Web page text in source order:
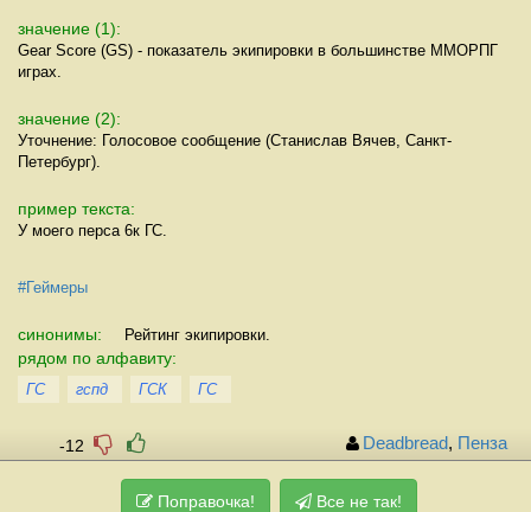
значение (1):
Gear Score (GS) - показатель экипировки в большинстве ММОРПГ
играх.
значение (2):
Уточнение: Голосовое сообщение (Станислав Вячев, Санкт-
Петербург).
пример текста:
У моего перса 6к ГС.
#Геймеры
синонимы: Рейтинг экипировки.
рядом по алфавиту:
ГС гспд ГСК ГС
-12 Deadbread, Пенза
Поправочка! Все не так!